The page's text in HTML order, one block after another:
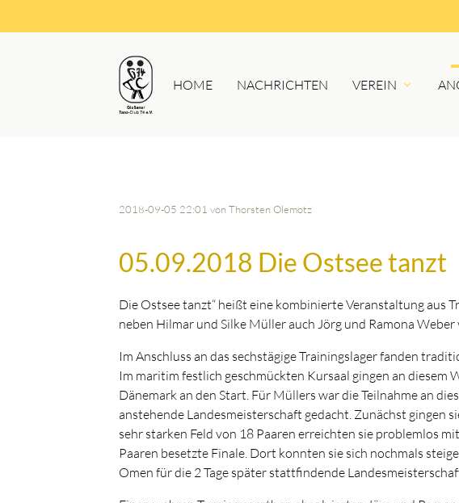
HOME NACHRICHTEN VEREIN
2018-09-05 22:01 von Thorsten Olemotz
05.09.2018 Die Ostsee tanzt
Die Ostsee tanzt“ heißt eine kombinierte Veranstaltung aus
neben Hilmar und Silke Müller auch Jörg und Ramona
Im Anschluss an das sechstägige Trainingslager fanden
Im maritim festlich geschmückten Kursaal gingen an diesem
Dänemark an den Start. Für Müllers war die Teilnahme an
anstehende Landesmeisterschaft gedacht. Zunächst gingen
sehr starken Feld von 18 Paaren erreichten sie problemlos
Paaren besetzte Finale. Dort konnten sie sich nochmals
Omen für die 2 Tage später stattfindende